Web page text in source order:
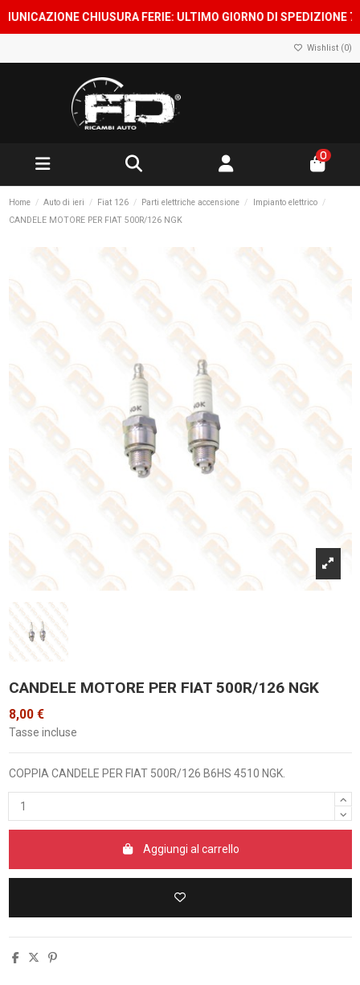
CHIUSURA FERIE: ULTIMO GIORNO DI SPEDIZIONE 7
Wishlist (0)
0
Home Auto di ieri Fiat 126 Parti elettriche accensione
Impianto elettrico
CANDELE MOTORE PER FIAT 500R/126 NGK
CANDELE MOTORE PER FIAT 500R/126 NGK
8,00 €
Tasse incluse
COPPIA CANDELE PER FIAT 500R/126 B6HS 4510 NGK.
Aggiungi al carrello